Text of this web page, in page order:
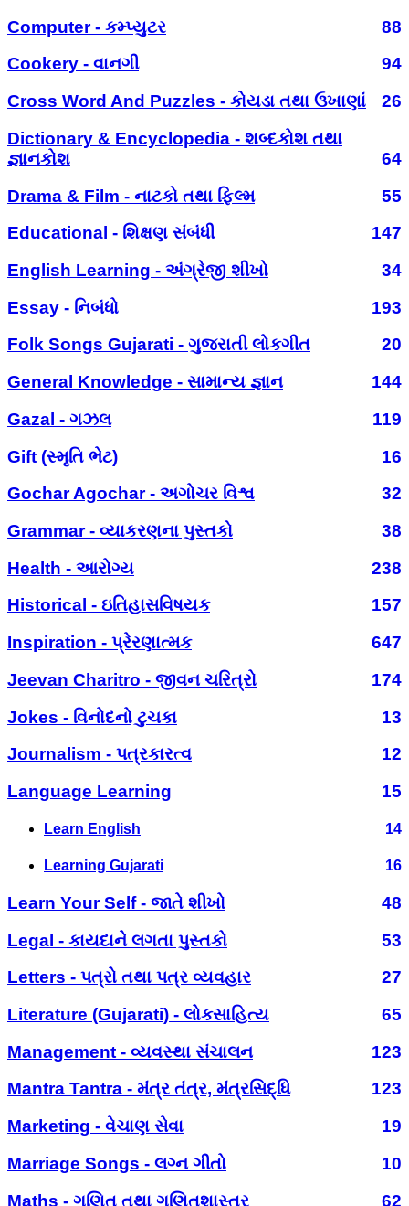
Computer - કમ્પ્યુટર
88
Cookery - વાનગી
94
Cross Word And Puzzles - કોયડા તથા ઉખાણાં
26
Dictionary & Encyclopedia - શબ્દકોશ તથા
જ્ઞાનકોશ
64
Drama & Film - નાટકો તથા ફિલ્મ
55
Educational - શિક્ષણ સંબંધી
147
English Learning - અંગ્રેજી શીખો
34
Essay - નિબંધો
193
Folk Songs Gujarati - ગુજરાતી લોકગીત
20
General Knowledge - સામાન્ય જ્ઞાન
144
Gazal - ગઝલ
119
Gift (સ્મૃતિ ભેટ)
16
Gochar Agochar - અગોચર વિશ્વ
32
Grammar - વ્યાકરણના પુસ્તકો
38
Health - આરોગ્ય
238
Historical - ઇતિહાસવિષયક
157
Inspiration - પ્રેરણાત્મક
647
Jeevan Charitro - જીવન ચરિત્રો
174
Jokes - વિનોદનો ટુચકા
13
Journalism - પત્રકારત્વ
12
Language Learning
15
Learn English 14
Learning Gujarati 16
Learn Your Self - જાતે શીખો
48
Legal - કાયદાને લગતા પુસ્તકો
53
Letters - પત્રો તથા પત્ર વ્યવહાર
27
Literature (Gujarati) - લોકસાહિત્ય
65
Management - વ્યવસ્થા સંચાલન
123
Mantra Tantra - મંત્ર તંત્ર, મંત્રસિદ્ધિ
123
Marketing - વેચાણ સેવા
19
Marriage Songs - લગ્ન ગીતો
10
Maths - ગણિત તથા ગણિતશાસ્ત્ર
62